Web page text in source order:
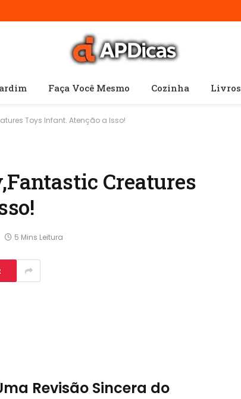
Faça Você Mesmo Cozinha Livros
Toys Infant. Atenção a Isso!
Creatures
5 Mins Leitura
Revisão Sincera do